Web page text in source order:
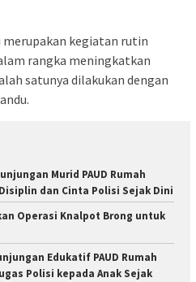
merupakan kegiatan rutin
rangka meningkatkan
satunya dilakukan dengan
Murid PAUD Rumah
dan Cinta Polisi Sejak Dini
Operasi Knalpot Brong untuk
Edukatif PAUD Rumah
Polisi kepada Anak Sejak